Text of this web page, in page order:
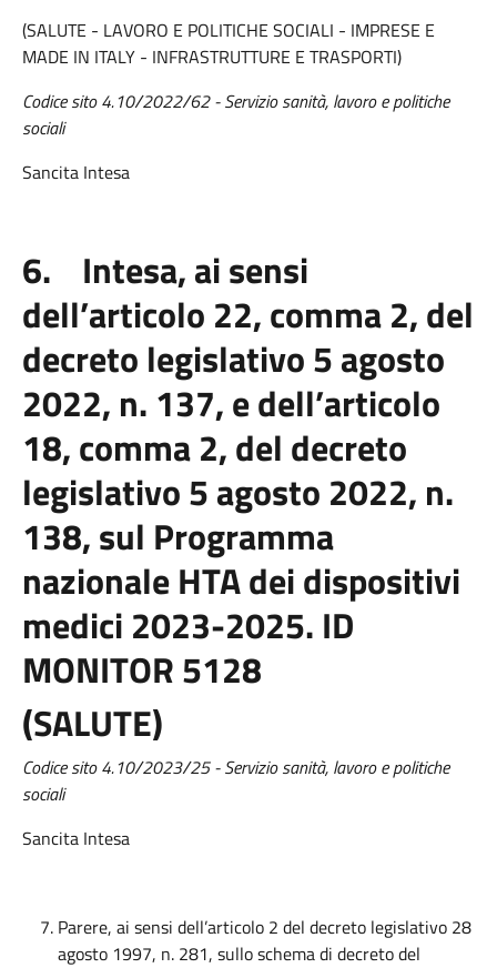
(SALUTE - LAVORO E POLITICHE SOCIALI - IMPRESE E
MADE IN ITALY - INFRASTRUTTURE E TRASPORTI)
Codice sito 4.10/2022/62 - Servizio sanità, lavoro e politiche
sociali
Sancita Intesa
6. Intesa, ai sensi
dell’articolo 22, comma 2, del
decreto legislativo 5 agosto
2022, n. 137, e dell’articolo
18, comma 2, del decreto
legislativo 5 agosto 2022, n.
138, sul Programma
nazionale HTA dei dispositivi
medici 2023-2025. ID
MONITOR 5128
(SALUTE)
Codice sito 4.10/2023/25 - Servizio sanità, lavoro e politiche
sociali
Sancita Intesa
Parere, ai sensi dell’articolo 2 del decreto legislativo 28
agosto 1997, n. 281, sullo schema di decreto del